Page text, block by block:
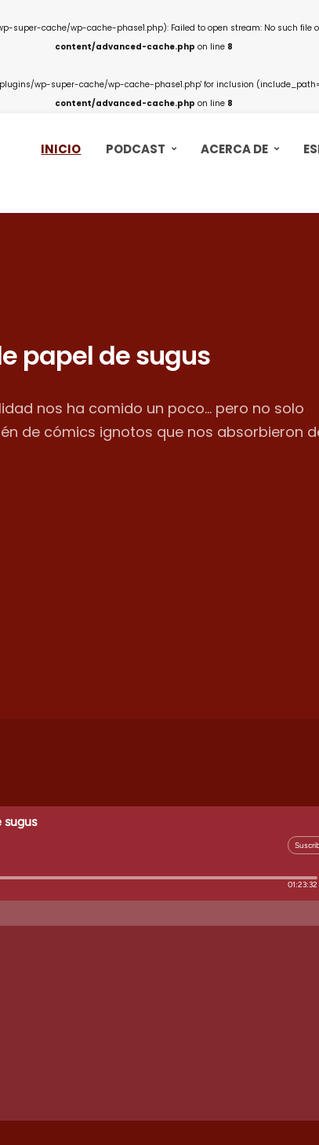
cache/wp-cache-phase1.php): Failed to open stream: No such file
content/advanced-cache.php on line 8
wp-super-cache/wp-cache-phase1.php' for inclusion
content/advanced-cache.php on line 8
INICIO PODCAST ACERCA DE
papel de sugus
nos ha comido un poco... pero no solo
de cómics ignotos que nos absorbieron